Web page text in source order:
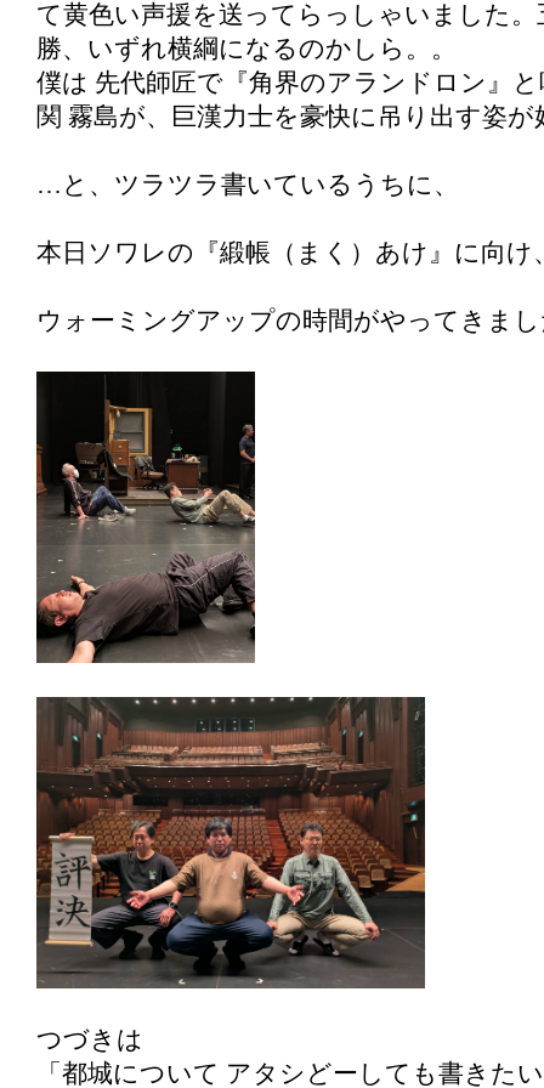
て黄色い声援を送ってらっしゃいました。
勝、いずれ横綱になるのかしら。。
僕は 先代師匠で『角界のアランドロン』
関 霧島が、巨漢力士を豪快に吊り出す姿
…と、ツラツラ書いているうちに、
本日ソワレの『緞帳（まく）あけ』に向け
ウォーミングアップの時間がやってきま
つづきは
「都城について アタシどーしても書きた